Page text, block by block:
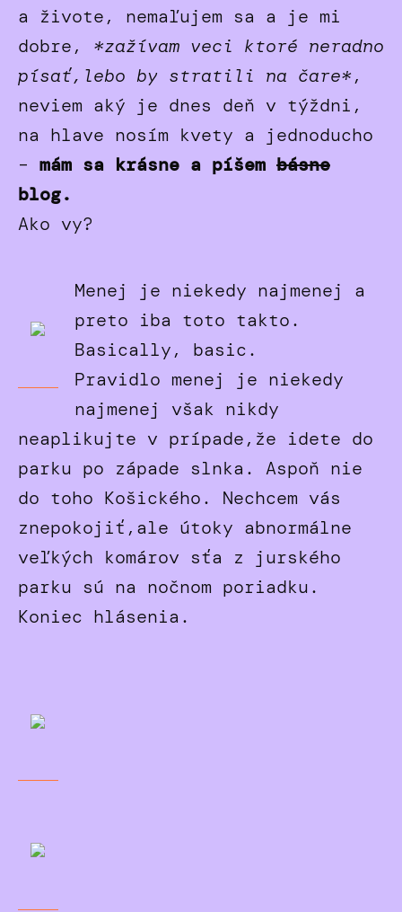
a živote, nemaľujem sa a je mi
dobre, *zažívam veci ktoré neradno
písať,lebo by stratili na čare*,
neviem aký je dnes deň v týždni,
na hlave nosím kvety a jednoducho
– mám sa krásne a píšem básne
blog.
Ako vy?
Menej je niekedy najmenej a
preto iba toto takto.
Basically, basic.
Pravidlo menej je niekedy
najmenej však nikdy
neaplikujte v prípade,že idete do
parku po západe slnka. Aspoň nie
do toho Košického. Nechcem vás
znepokojiť,ale útoky abnormálne
veľkých komárov sťa z jurského
parku sú na nočnom poriadku.
Koniec hlásenia.